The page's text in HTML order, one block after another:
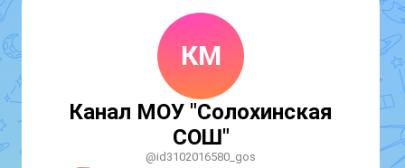
КМ
Канал МОУ "Солохинская
СОШ"
@id3102016580_gos